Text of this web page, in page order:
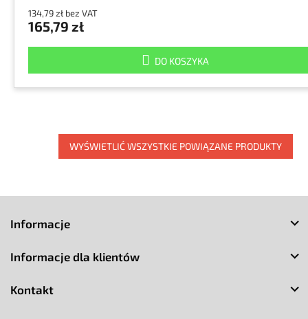
134,79 zł bez VAT
165,79 zł
DO KOSZYKA
WYŚWIETLIĆ WSZYSTKIE POWIĄZANE PRODUKTY
Informacje
Informacje dla klientów
Kontakt